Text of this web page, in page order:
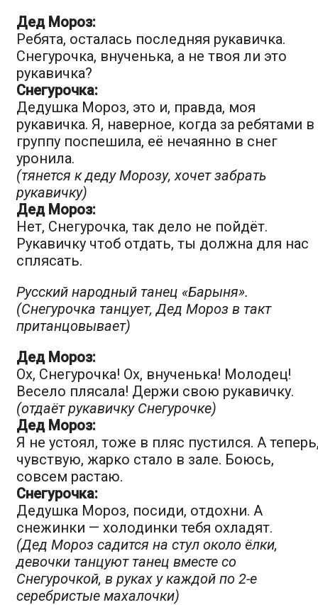
Дед Мороз:
Ребята, осталась последняя рукавичка.
Снегурочка, внученька, а не твоя ли это
рукавичка?
Снегурочка:
Дедушка Мороз, это и, правда, моя
рукавичка. Я, наверное, когда за ребятами в
группу поспешила, её нечаянно в снег
уронила.
(тянется к деду Морозу, хочет забрать
рукавичку)
Дед Мороз:
Нет, Снегурочка, так дело не пойдёт.
Рукавичку чтоб отдать, ты должна для нас
сплясать.
Русский народный танец «Барыня».
(Снегурочка танцует, Дед Мороз в такт
пританцовывает)
Дед Мороз:
Ох, Снегурочка! Ох, внученька! Молодец!
Весело плясала! Держи свою рукавичку.
(отдаёт рукавичку Снегурочке)
Дед Мороз:
Я не устоял, тоже в пляс пустился. А
чувствую, жарко стало в зале. Боюсь,
совсем растаю.
Снегурочка:
Дедушка Мороз, посиди, отдохни. А
снежинки — холодинки тебя охладят.
(Дед Мороз садится на стул около ёлки,
девочки танцуют танец вместе со
Снегурочкой, в руках у каждой по 2-е
серебристые махалочки)